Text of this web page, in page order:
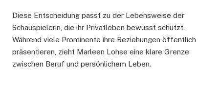
Diese Entscheidung passt zu der Lebensweise der
Schauspielerin, die ihr Privatleben bewusst schützt.
Während viele Prominente ihre Beziehungen öffentlich
präsentieren, zieht Marleen Lohse eine klare Grenze
zwischen Beruf und persönlichem Leben.